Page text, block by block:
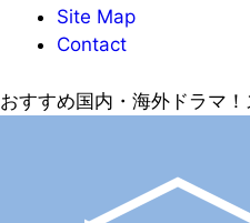
Site Map
Contact
おすすめ国内・海外ドラマ